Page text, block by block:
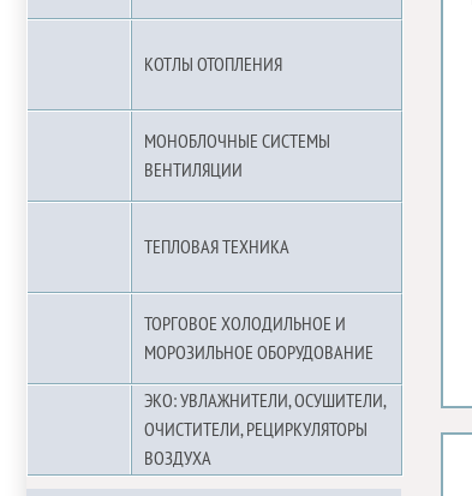
КОТЛЫ ОТОПЛЕНИЯ
МОНОБЛОЧНЫЕ СИСТЕМЫ
ВЕНТИЛЯЦИИ
ТЕПЛОВАЯ ТЕХНИКА
ТОРГОВОЕ ХОЛОДИЛЬНОЕ И
МОРОЗИЛЬНОЕ ОБОРУДОВАНИЕ
ЭКО: УВЛАЖНИТЕЛИ, ОСУШИТЕЛИ,
ОЧИСТИТЕЛИ, РЕЦИРКУЛЯТОРЫ
ВОЗДУХА